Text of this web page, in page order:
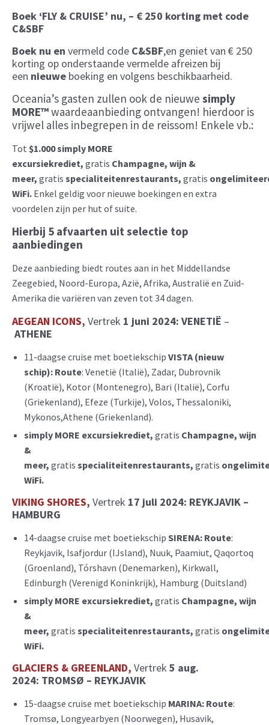
Boek ‘FLY & CRUISE’ nu, – € 250 korting met code
C&SBF
Boek nu en vermeld code C&SBF,en geniet van € 250
korting op onderstaande vermelde afreizen bij
een nieuwe boeking en volgens beschikbaarheid.
Oceania’s gasten zullen ook de nieuwe simply
MORE™waardeaanbieding ontvangen! hierdoor is
vrijwel alles inbegrepen in de reissom! Enkele vb.:
Tot $1.000simply MORE
excursiekrediet, gratis Champagne, wijn &
meer, gratis specialiteitenrestaurants, gratis
WiFi. Enkel geldig voor nieuwe boekingen en extra
voordelen zijn per hut of suite.
Hierbij 5 afvaarten uit selectie top
aanbiedingen
Deze aanbieding biedt routes aan in het Middellandse
Zeegebied, Noord-Europa, Azië, Afrika, Australië en Zuid-
Amerika die variëren van zeven tot 34 dagen.
AEGEAN ICONS, Vertrek 1 juni 2024: VENETIË –
ATHENE
11-daagse cruise met boetiekschip VISTA (nieuw
schip): Route: Venetië (Italië), Zadar, Dubrovnik
(Kroatië), Kotor (Montenegro), Bari (Italië), Corfu
(Griekenland), Efeze (Turkije), Volos, Thessaloniki,
Mykonos,Athene (Griekenland).
simply MORE excursiekrediet, gratis Champagne, wijn
&
meer, gratis specialiteitenrestaurants, gratis
WiFi.
VIKING SHORES, Vertrek 17 juli 2024: REYKJAVIK –
HAMBURG
14-daagse cruise met boetiekschip SIRENA: Route:
Reykjavik, Isafjordur (IJsland), Nuuk, Paamiut, Qaqortoq
(Groenland), Tórshavn (Denemarken), Kirkwall,
Edinburgh (Verenigd Koninkrijk), Hamburg (Duitsland)
simply MORE excursiekrediet, gratis Champagne, wijn
&
meer, gratis specialiteitenrestaurants, gratis
WiFi.
GLACIERS & GREENLAND, Vertrek 5 aug.
2024: TROMSØ – REYKJAVIK
15-daagse cruise met boetiekschip MARINA: Route:
Tromsø, Longyearbyen (Noorwegen), Husavik,